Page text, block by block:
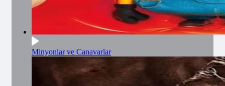
Minyonlar ve Canavarlar